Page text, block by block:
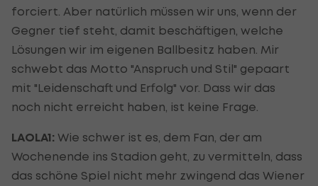
forciert. Aber natürlich müssen wir uns, wenn der
Gegner tief steht, damit beschäftigen, welche
Lösungen wir im eigenen Ballbesitz haben. Mir
schwebt das Motto "Anspruch und Stil" gepaart
mit "Leidenschaft und Erfolg" vor. Dass wir das
noch nicht erreicht haben, ist keine Frage.
LAOLA1: Wie schwer ist es, dem Fan, der am
Wochenende ins Stadion geht, zu vermitteln, dass
das schöne Spiel nicht mehr zwingend das Wiener